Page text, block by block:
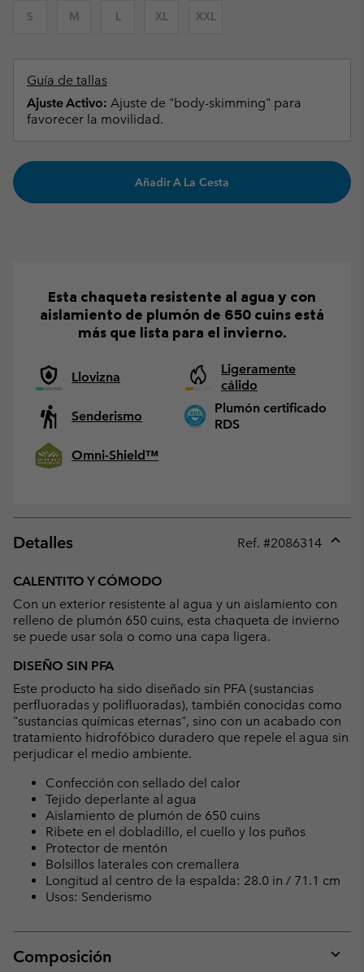
S M L XL XXL
Guía de tallas
Ajuste Activo: Ajuste de "body-skimming" para
favorecer la movilidad.
Añadir A La Cesta
Esta chaqueta resistente al agua y con
aislamiento de plumón de 650 cuins está
más que lista para el invierno.
Llovizna
Ligeramente
cálido
Senderismo
Plumón certificado
RDS
Omni-Shield™
Detalles Ref. #2086314
CALENTITO Y CÓMODO
Con un exterior resistente al agua y un aislamiento con
relleno de plumón 650 cuins, esta chaqueta de invierno
se puede usar sola o como una capa ligera.
DISEÑO SIN PFA
Este producto ha sido diseñado sin PFA (sustancias
perfluoradas y polifluoradas), también conocidas como
"sustancias químicas eternas", sino con un acabado con
tratamiento hidrofóbico duradero que repele el agua sin
perjudicar el medio ambiente.
Confección con sellado del calor
Tejido deperlante al agua
Aislamiento de plumón de 650 cuins
Ribete en el dobladillo, el cuello y los puños
Protector de mentón
Bolsillos laterales con cremallera
Longitud al centro de la espalda: 28.0 in / 71.1 cm
Usos: Senderismo
Composición